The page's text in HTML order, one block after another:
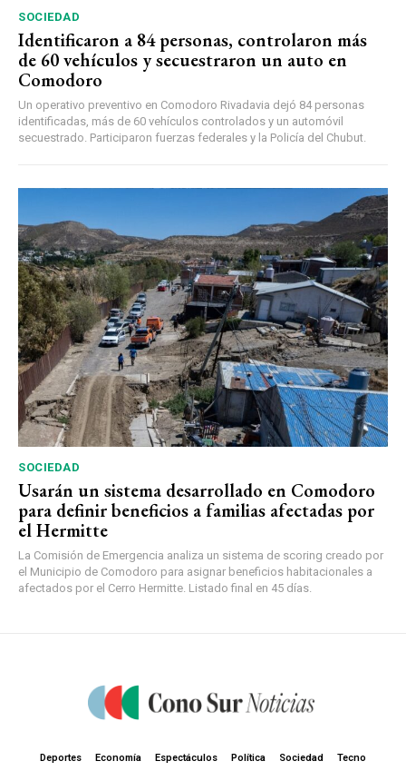
SOCIEDAD
Identificaron a 84 personas, controlaron más
de 60 vehículos y secuestraron un auto en
Comodoro
Un operativo preventivo en Comodoro Rivadavia dejó 84 personas
identificadas, más de 60 vehículos controlados y un automóvil
secuestrado. Participaron fuerzas federales y la Policía del Chubut.
SOCIEDAD
Usarán un sistema desarrollado en Comodoro
para definir beneficios a familias afectadas por
el Hermitte
La Comisión de Emergencia analiza un sistema de scoring creado por
el Municipio de Comodoro para asignar beneficios habitacionales a
afectados por el Cerro Hermitte. Listado final en 45 días.
Deportes Economía Espectáculos Política Sociedad Tecno